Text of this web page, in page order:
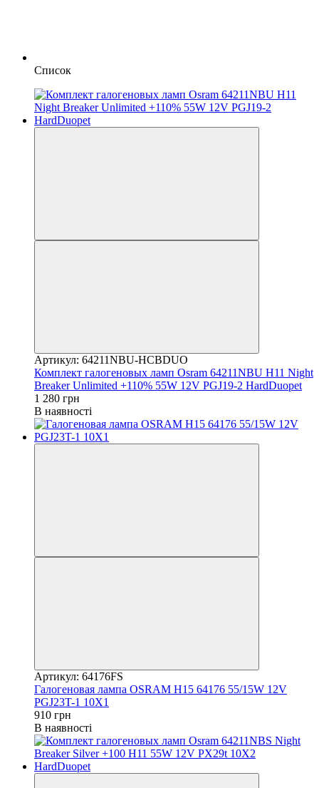
Список
Артикул: 64211NBU-HCBDUO
Комплект галогеновых ламп Osram 64211NBU H11 Night
Breaker Unlimited +110% 55W 12V PGJ19-2 HardDuopet
1 280 грн
В наявності
Артикул: 64176FS
Галогеновая лампа OSRAM H15 64176 55/15W 12V
PGJ23T-1 10X1
910 грн
В наявності